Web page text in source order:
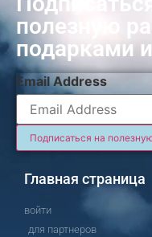
полезную
подарками
Email Address
Главная страница
войти
для партнеров